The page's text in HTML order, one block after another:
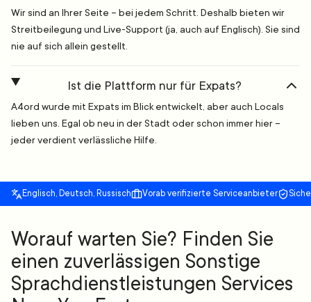
Wir sind an Ihrer Seite – bei jedem Schritt. Deshalb bieten wir
Streitbeilegung und Live-Support (ja, auch auf Englisch). Sie sind
nie auf sich allein gestellt.
Ist die Plattform nur für Expats?
A4ord wurde mit Expats im Blick entwickelt, aber auch Locals
lieben uns. Egal ob neu in der Stadt oder schon immer hier –
jeder verdient verlässliche Hilfe.
Englisch, Deutsch, Russisch Vorab verifizierte Serviceanbieter
Worauf warten Sie? Finden Sie
einen zuverlässigen Sonstige
Sprachdienstleistungen Services